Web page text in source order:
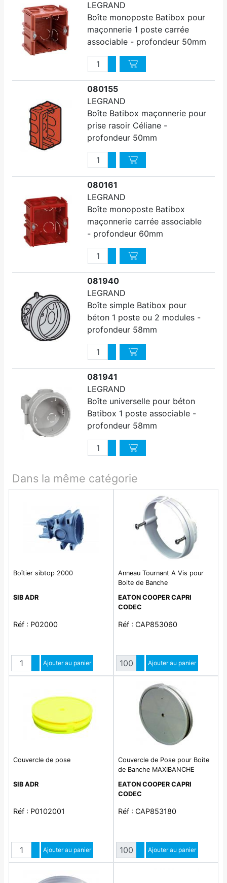
LEGRAND
Boîte monoposte Batibox pour
maçonnerie 1 poste carrée
associable - profondeur 50mm
QuantitéAugmenter quantité
Diminuer quantité
080155
LEGRAND
Boîte Batibox maçonnerie pour
prise rasoir Céliane -
profondeur 50mm
QuantitéAugmenter quantité
Diminuer quantité
080161
LEGRAND
Boîte monoposte Batibox
maçonnerie carrée associable
- profondeur 60mm
QuantitéAugmenter quantité
Diminuer quantité
081940
LEGRAND
Boîte simple Batibox pour
béton 1 poste ou 2 modules -
profondeur 58mm
QuantitéAugmenter quantité
Diminuer quantité
081941
LEGRAND
Boîte universelle pour béton
Batibox 1 poste associable -
profondeur 58mm
QuantitéAugmenter quantité
Diminuer quantité
Dans la même catégorie
Boîtier sibtop 2000
SIB ADR
Réf : P02000
QuantitéAugmenter quantité
Diminuer quantité
Ajouter au panier
Anneau Tournant A Vis pour
Boite de Banche
EATON COOPER CAPRI
CODEC
Réf : CAP853060
QuantitéAugmenter quantité
Diminuer quantité
Ajouter au panier
Couvercle de pose
SIB ADR
Réf : P0102001
QuantitéAugmenter quantité
Diminuer quantité
Ajouter au panier
Couvercle de Pose pour Boite
de Banche MAXIBANCHE
EATON COOPER CAPRI
CODEC
Réf : CAP853180
QuantitéAugmenter quantité
Diminuer quantité
Ajouter au panier